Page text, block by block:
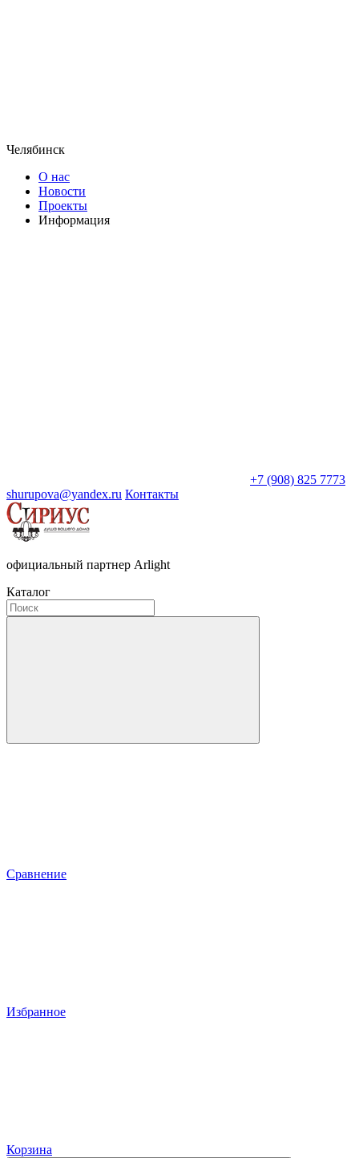
Челябинск
О нас
Новости
Проекты
Информация
+7 (908) 825 7773
shurupova@yandex.ru Контакты
официальный партнер Arlight
Каталог
Сравнение
Избранное
Корзина